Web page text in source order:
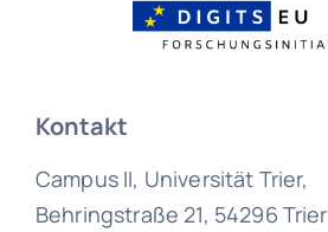
Kontakt
Campus II, Universität Trier,
Behringstraße 21, 54296 Trier